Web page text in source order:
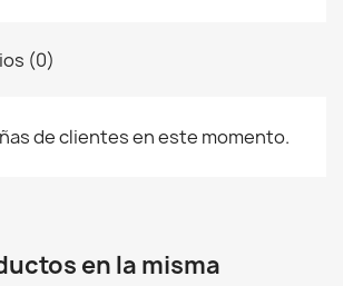
(0)
de clientes en este momento.
en la misma